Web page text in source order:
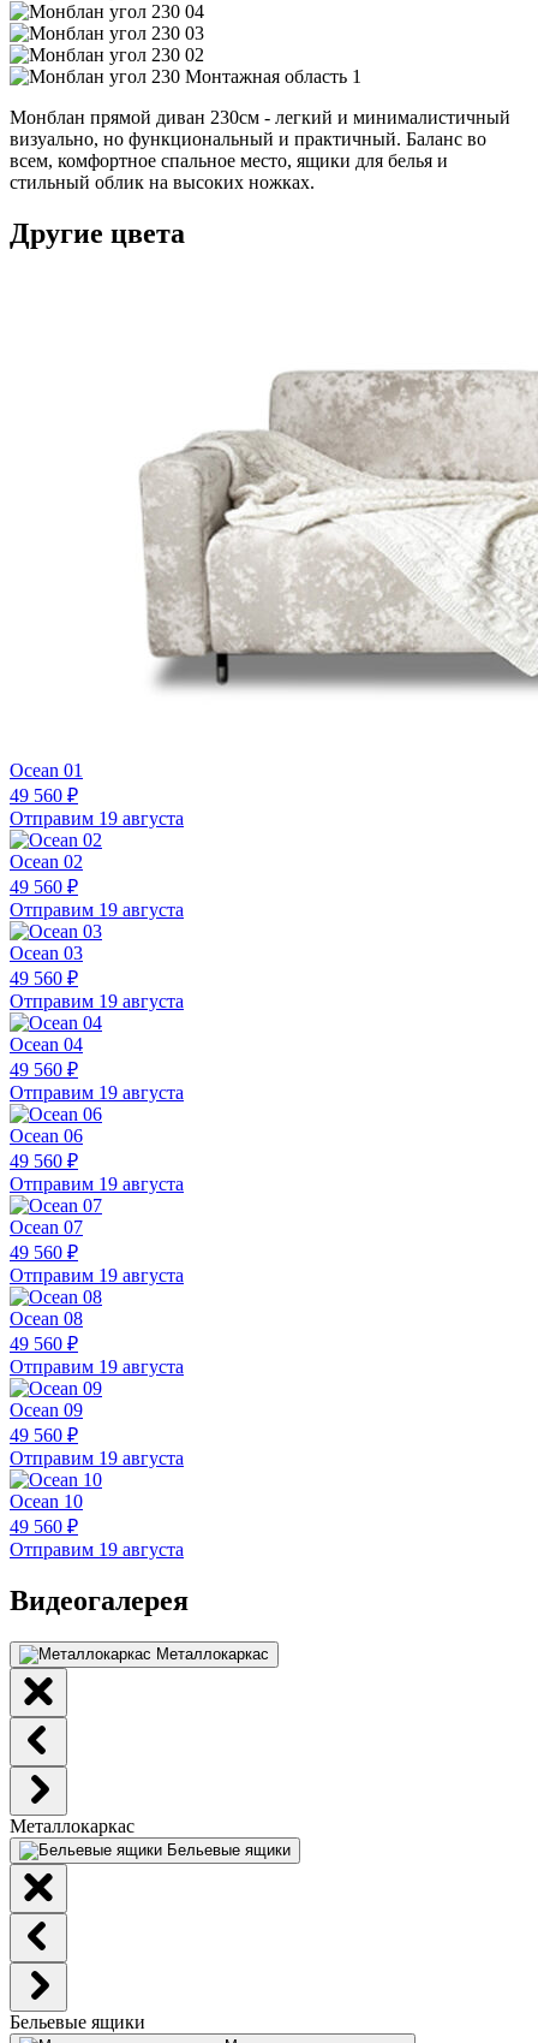
Монблан прямой диван 230см - легкий и минималистичный
визуально, но функциональный и практичный. Баланс во
всем, комфортное спальное место, ящики для белья и
стильный облик на высоких ножках.
Другие цвета
Ocean 01
49 560 ₽
Отправим 19 августа
Ocean 02
49 560 ₽
Отправим 19 августа
Ocean 03
49 560 ₽
Отправим 19 августа
Ocean 04
49 560 ₽
Отправим 19 августа
Ocean 06
49 560 ₽
Отправим 19 августа
Ocean 07
49 560 ₽
Отправим 19 августа
Ocean 08
49 560 ₽
Отправим 19 августа
Ocean 09
49 560 ₽
Отправим 19 августа
Ocean 10
49 560 ₽
Отправим 19 августа
Видеогалерея
Металлокаркас
Металлокаркас
Бельевые ящики
Бельевые ящики